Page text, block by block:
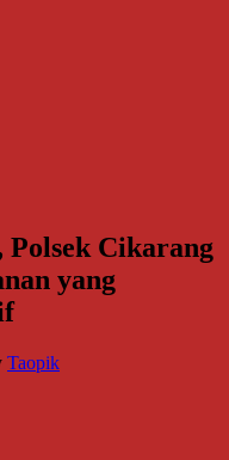
Cikarang
yang
Taopik